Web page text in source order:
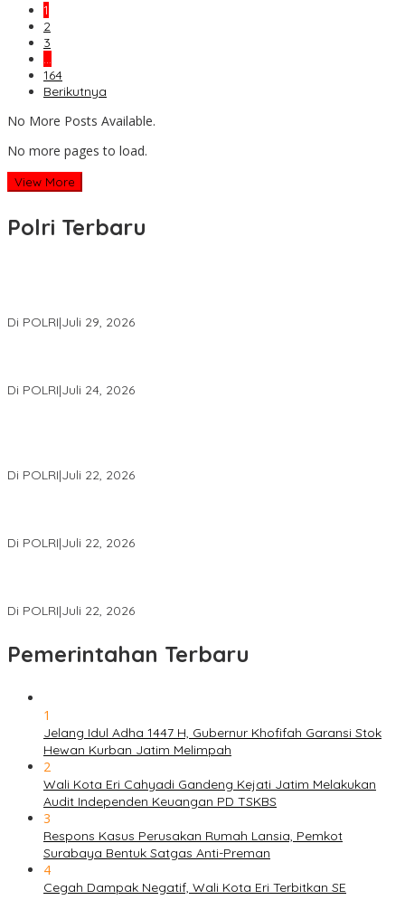
1
2
3
…
164
Berikutnya
No More Posts Available.
No more pages to load.
View More
Polri Terbaru
Di POLRI|Juli 29, 2026
Di POLRI|Juli 24, 2026
Di POLRI|Juli 22, 2026
Di POLRI|Juli 22, 2026
Di POLRI|Juli 22, 2026
Pemerintahan Terbaru
1
Jelang Idul Adha 1447 H, Gubernur Khofifah Garansi Stok
Hewan Kurban Jatim Melimpah
2
Wali Kota Eri Cahyadi Gandeng Kejati Jatim Melakukan
Audit Independen Keuangan PD TSKBS
3
Respons Kasus Perusakan Rumah Lansia, Pemkot
Surabaya Bentuk Satgas Anti-Preman
4
Cegah Dampak Negatif, Wali Kota Eri Terbitkan SE